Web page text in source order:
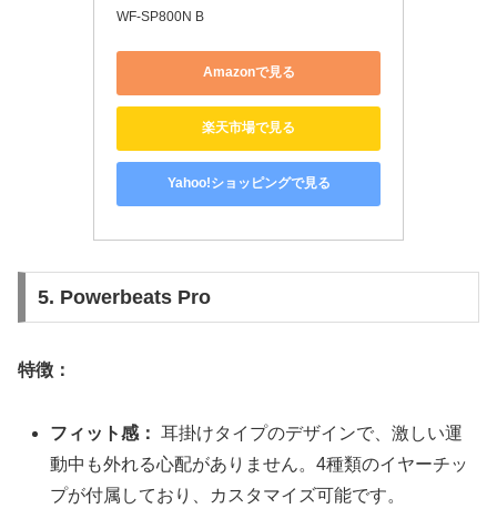
WF-SP800N B
Amazonで見る
楽天市場で見る
Yahoo!ショッピングで見る
5. Powerbeats Pro
特徴：
フィット感： 耳掛けタイプのデザインで、激しい運
動中も外れる心配がありません。4種類のイヤーチッ
プが付属しており、カスタマイズ可能です。